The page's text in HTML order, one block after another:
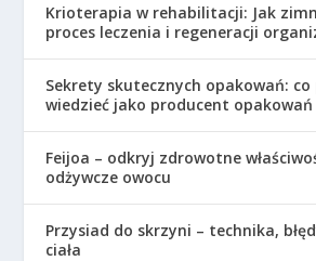
Krioterapia w rehabilitacji: Jak
proces leczenia i regeneracji
Sekrety skutecznych opakowań: co
wiedzieć jako producent opakowań
Feijoa – odkryj zdrowotne
odżywcze owocu
Przysiad do skrzyni – technika,
ciała